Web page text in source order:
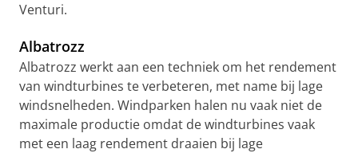
Venturi.
Albatrozz
Albatrozz werkt aan een techniek om het rendement
van windturbines te verbeteren, met name bij lage
windsnelheden. Windparken halen nu vaak niet de
maximale productie omdat de windturbines vaak
met een laag rendement draaien bij lage